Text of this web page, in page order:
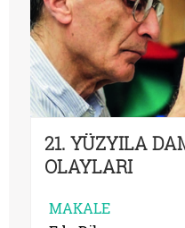
21. YÜZYILA
OLAYLARI
MAKALE